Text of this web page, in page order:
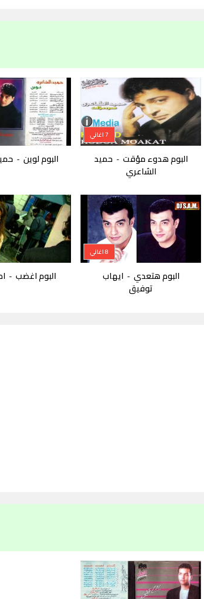
7 اغاني
البوم هدوء مؤقت - حميد
الشاعري
البوم لوين -
8 اغاني
البوم هتعدي - ايهاب
توفيق
البوم اغضب-